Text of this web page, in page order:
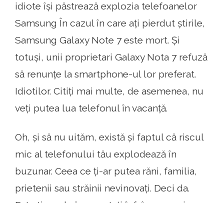
idiote își păstrează explozia telefoanelor
Samsung În cazul în care ați pierdut știrile,
Samsung Galaxy Note 7 este mort. Și
totuși, unii proprietari Galaxy Nota 7 refuză
să renunțe la smartphone-ul lor preferat.
Idiotilor. Citiți mai multe, de asemenea, nu
veți putea lua telefonul în vacanță.
Oh, și să nu uităm, există și faptul că riscul
mic al telefonului tău explodează în
buzunar. Ceea ce ți-ar putea răni, familia,
prietenii sau străinii nevinovați. Deci da.